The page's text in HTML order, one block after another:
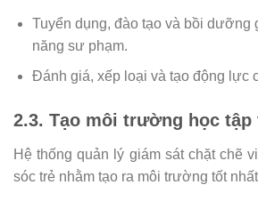
Tuyển dụng, đào tạo và bồi dưỡng
năng sư phạm.
Đánh giá, xếp loại và tạo động lực
2.3. Tạo môi trường học
Hệ thống quản lý giám sát chặt chẽ
sóc trẻ nhằm tạo ra môi trường tốt